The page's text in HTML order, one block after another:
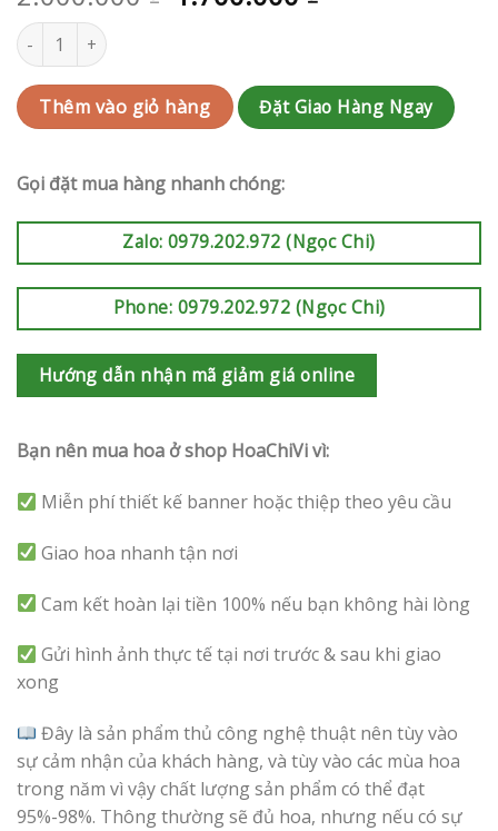
Kệ Khai Trương | HCVKKT03 số lượng
Thêm vào giỏ hàng Đặt Giao Hàng Ngay
Gọi đặt mua hàng nhanh chóng:
Zalo: 0979.202.972 (Ngọc Chi)
Phone: 0979.202.972 (Ngọc Chi)
Hướng dẫn nhận mã giảm giá online
Bạn nên mua hoa ở shop HoaChiVi vì:
Miễn phí thiết kế banner hoặc thiệp theo yêu cầu
Giao hoa nhanh tận nơi
Cam kết hoàn lại tiền 100% nếu bạn không hài lòng
Gửi hình ảnh thực tế tại nơi trước & sau khi giao
xong
Đây là sản phẩm thủ công nghệ thuật nên tùy vào
sự cảm nhận của khách hàng, và tùy vào các mùa hoa
trong năm vì vậy chất lượng sản phẩm có thể đạt
95%-98%. Thông thường sẽ đủ hoa, nhưng nếu có sự